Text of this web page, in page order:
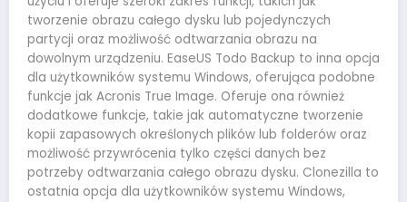
tworzenie obrazu całego dysku lub pojedynczych
partycji oraz możliwość odtwarzania obrazu na
dowolnym urządzeniu. EaseUS Todo Backup to inna opcja
dla użytkowników systemu Windows, oferująca podobne
funkcje jak Acronis True Image. Oferuje ona również
dodatkowe funkcje, takie jak automatyczne tworzenie
kopii zapasowych określonych plików lub folderów oraz
możliwość przywrócenia tylko części danych bez
potrzeby odtwarzania całego obrazu dysku. Clonezilla to
ostatnia opcja dla użytkowników systemu Windows,